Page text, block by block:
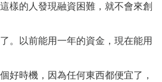
樣的人發現融資困難，就不會來創
。以前能用一年的資金，現在能用
好時機，因為任何東西都便宜了，